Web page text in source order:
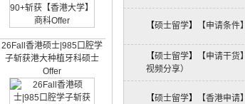
26Fall香港硕士|985口腔学
子斩获港大种植牙科硕士
Offer
【硕士留学】 【申请条
【硕士留学】
【申请干
视频分享）
【硕士留学】 【香港申